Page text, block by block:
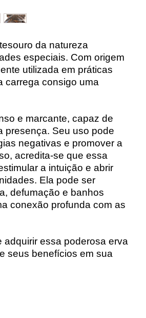
da natureza
especiais. Com origem
utilizada em práticas
carrega consigo uma
e marcante, capaz de
presença. Seu uso pode
negativas e promover a
acredita-se que essa
a intuição e abrir
Ela pode ser
defumação e banhos
conexão profunda com as
essa poderosa erva
seus benefícios em sua